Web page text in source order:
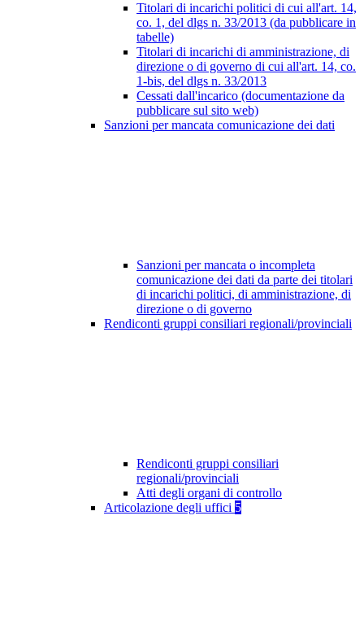
Titolari di incarichi politici di cui all'art. 14,
co. 1, del dlgs n. 33/2013 (da pubblicare in
tabelle)
Titolari di incarichi di amministrazione, di
direzione o di governo di cui all'art. 14, co.
1-bis, del dlgs n. 33/2013
Cessati dall'incarico (documentazione da
pubblicare sul sito web)
Sanzioni per mancata comunicazione dei dati
Sanzioni per mancata o incompleta
comunicazione dei dati da parte dei titolari
di incarichi politici, di amministrazione, di
direzione o di governo
Rendiconti gruppi consiliari regionali/provinciali
Rendiconti gruppi consiliari
regionali/provinciali
Atti degli organi di controllo
Articolazione degli uffici 5